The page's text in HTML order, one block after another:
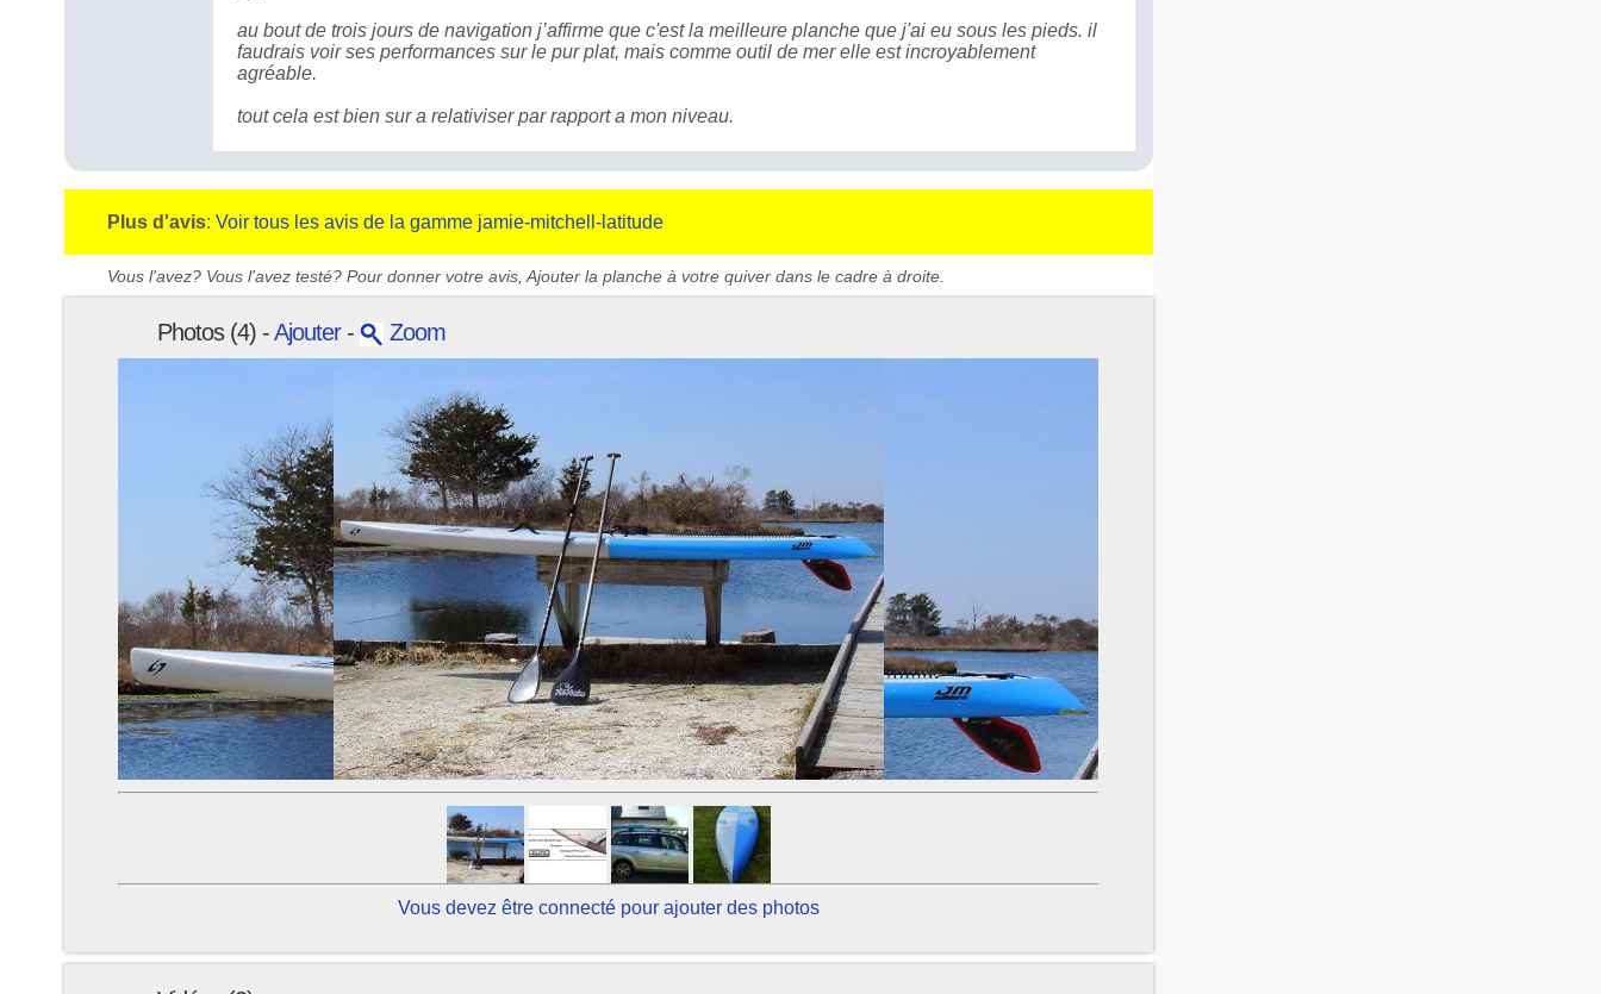
au bout de trois jours de navigation j’affirme que c'est la meilleure planche que j'ai eu sous les pieds. il
faudrais voir ses performances sur le pur plat, mais comme outil de mer elle est incroyablement
agréable.
tout cela est bien sur a relativiser par rapport a mon niveau.
Plus d'avis:Voir tous les avis de la gamme jamie-mitchell-latitude
Vous l'avez? Vous l'avez testé? Pour donner votre avis, Ajouter la planche à votre quiver dans le cadre à droite.
Photos (4) -Ajouter- Zoom
Vous devez être connecté pour ajouter des photos